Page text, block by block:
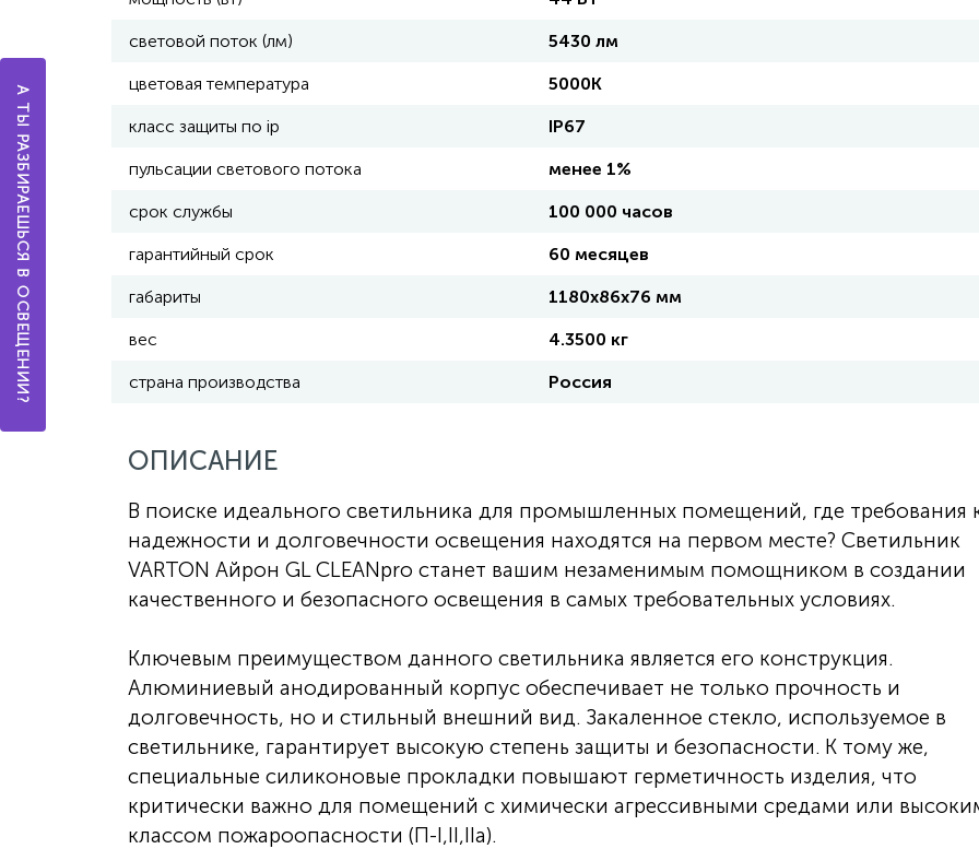
световой поток (лм) 5430 лм
цветовая температура 5000K
класс защиты по ip IP67
пульсации светового потока менее 1%
срок службы 100 000 часов
гарантийный срок 60 месяцев
габариты 1180х86х76 мм
вес 4.3500 кг
страна производства Россия
ОПИСАНИЕ
В поиске идеального светильника для промышленных помещений, где требования
надежности и долговечности освещения находятся на первом месте? Светильник
VARTON Айрон GL CLEANpro станет вашим незаменимым помощником в создании
качественного и безопасного освещения в самых требовательных условиях.
Ключевым преимуществом данного светильника является его конструкция.
Алюминиевый анодированный корпус обеспечивает не только прочность и
долговечность, но и стильный внешний вид. Закаленное стекло, используемое в
светильнике, гарантирует высокую степень защиты и безопасности. К тому же,
специальные силиконовые прокладки повышают герметичность изделия, что
критически важно для помещений с химически агрессивными средами или
классом пожароопасности (П-I,II,IIа).
А ТЫ РАЗБИРАЕШЬСЯ В ОСВЕЩЕНИИ?